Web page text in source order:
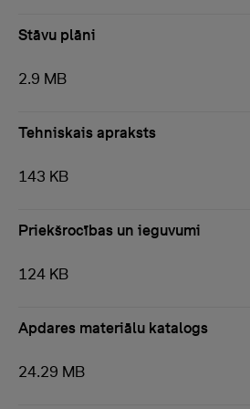
Stāvu plāni
2.9 MB
Tehniskais apraksts
143 KB
Priekšrocības un ieguvumi
124 KB
Apdares materiālu katalogs
24.29 MB